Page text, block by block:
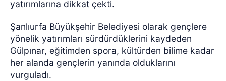
yatırımlarına dikkat çekti.
Şanlıurfa Büyükşehir Belediyesi olarak gençlere
yönelik yatırımları sürdürdüklerini kaydeden
Gülpınar, eğitimden spora, kültürden bilime kadar
her alanda gençlerin yanında olduklarını
vurguladı.